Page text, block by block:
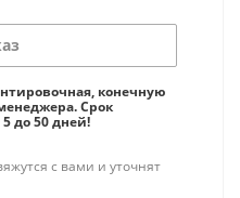
конечную
Срок
до 50 дней!
с вами и уточнят